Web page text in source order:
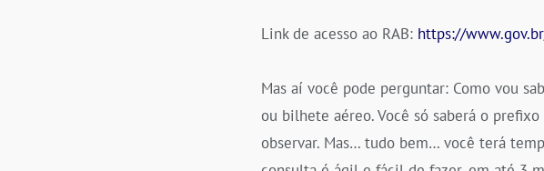
Link de acesso ao RAB: https://
Mas aí você pode perguntar: Como vou
ou bilhete aéreo. Você só saberá o
observar. Mas… tudo bem… você terá